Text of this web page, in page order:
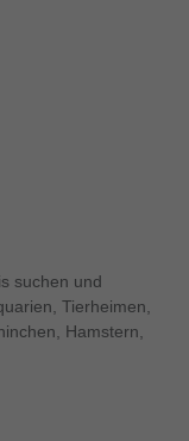
suchen und
Tierheimen,
Hamstern,